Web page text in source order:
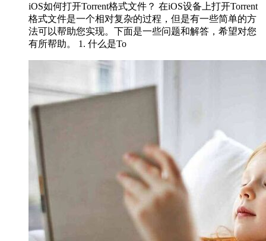
iOS如何打开Torrent格式文件？ 在iOS设备上打开Torrent
格式文件是一个相对复杂的过程，但是有一些简单的方
法可以帮助您实现。下面是一些问题和解答，希望对您
有所帮助。 1. 什么是To